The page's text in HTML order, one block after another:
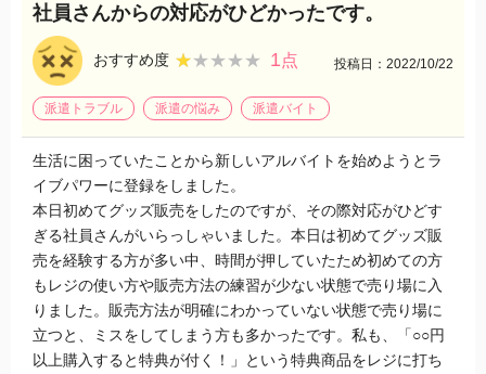
社員さんからの対応がひどかったです。
おすすめ度 ★★★★★
★★★★★ 1点 投稿日：2022/10/22
派遣トラブル 派遣の悩み 派遣バイト
生活に困っていたことから新しいアルバイトを始めようとラ
イブパワーに登録をしました。
本日初めてグッズ販売をしたのですが、その際対応がひどす
ぎる社員さんがいらっしゃいました。本日は初めてグッズ販
売を経験する方が多い中、時間が押していたため初めての方
もレジの使い方や販売方法の練習が少ない状態で売り場に入
りました。販売方法が明確にわかっていない状態で売り場に
立つと、ミスをしてしまう方も多かったです。私も、「○○円
以上購入すると特典が付く！」という特典商品をレジに打ち